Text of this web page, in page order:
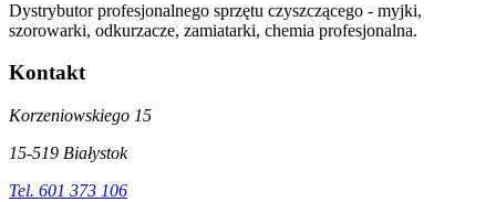
Dystrybutor profesjonalnego sprzętu czyszczącego - myjki,
szorowarki, odkurzacze, zamiatarki, chemia profesjonalna.
Kontakt
Korzeniowskiego 15
15-519 Białystok
Tel. 601 373 106